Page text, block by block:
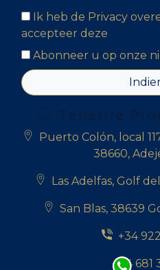
Ik heb de Privacy
accepteer deze
Abonneer u op onze
Puerto Colón, local
38660,
Las Adelfas, Golf
San Blas, 38639
+34
+34 681